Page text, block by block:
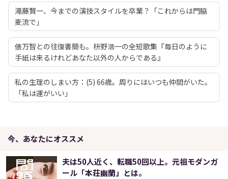
滝藤賢一、今までの演技スタイルを卒業？「これからは門脇
麦流で」
俵万智との往復書簡も。枡野浩一の全短歌集『毎日のように
手紙は来るけれどあなた以外の人からである』
私の生理のしまい方：(5) 66歳。周りにはいつも仲間がいた。
「私は運がいい」
今、あなたにオススメ
夫は50人近く、転職50回以上。元祖モダンガ
ール「本荘幽蘭」とは。